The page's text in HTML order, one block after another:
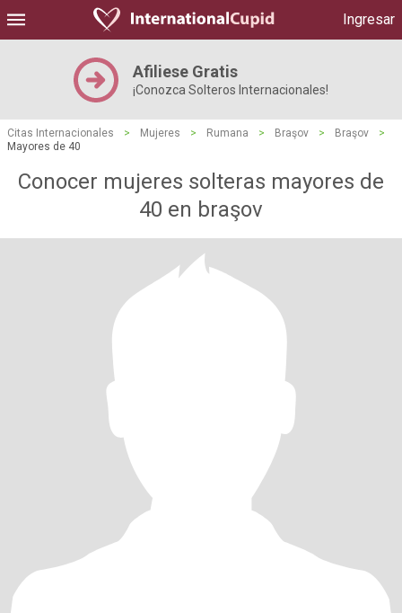
Ingresar
Afiliese Gratis
¡Conozca Solteros Internacionales!
Citas Internacionales > Mujeres > Rumana > Braşov > Braşov
>
Mayores de 40
Conocer mujeres solteras mayores de
40 en braşov